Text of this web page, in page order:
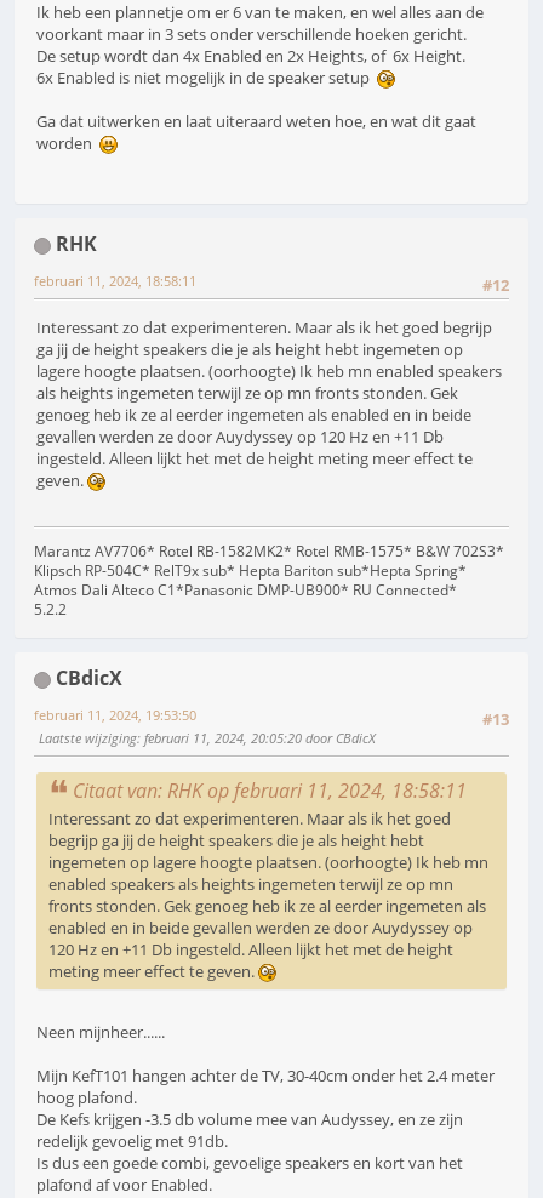
Ik heb een plannetje om er 6 van te maken, en wel alles aan de
voorkant maar in 3 sets onder verschillende hoeken gericht.
De setup wordt dan 4x Enabled en 2x Heights, of 6x Height.
6x Enabled is niet mogelijk in de speaker setup
Ga dat uitwerken en laat uiteraard weten hoe, en wat dit gaat
worden
RHK
#12
februari 11, 2024, 18:58:11
Interessant zo dat experimenteren. Maar als ik het goed begrijp
ga jij de height speakers die je als height hebt ingemeten op
lagere hoogte plaatsen. (oorhoogte) Ik heb mn enabled speakers
als heights ingemeten terwijl ze op mn fronts stonden. Gek
genoeg heb ik ze al eerder ingemeten als enabled en in beide
gevallen werden ze door Auydyssey op 120 Hz en +11 Db
ingesteld. Alleen lijkt het met de height meting meer effect te
geven.
Marantz AV7706* Rotel RB-1582MK2* Rotel RMB-1575* B&W 702S3*
Klipsch RP-504C* RelT9x sub* Hepta Bariton sub*Hepta Spring*
Atmos Dali Alteco C1*Panasonic DMP-UB900* RU Connected*
5.2.2
CBdicX
#13
februari 11, 2024, 19:53:50
Laatste wijziging: februari 11, 2024, 20:05:20 door CBdicX
Citaat van: RHK op februari 11, 2024, 18:58:11
Interessant zo dat experimenteren. Maar als ik het goed
begrijp ga jij de height speakers die je als height hebt
ingemeten op lagere hoogte plaatsen. (oorhoogte) Ik heb mn
enabled speakers als heights ingemeten terwijl ze op mn
fronts stonden. Gek genoeg heb ik ze al eerder ingemeten als
enabled en in beide gevallen werden ze door Auydyssey op
120 Hz en +11 Db ingesteld. Alleen lijkt het met de height
meting meer effect te geven.
Neen mijnheer......
Mijn KefT101 hangen achter de TV, 30-40cm onder het 2.4 meter
hoog plafond.
De Kefs krijgen -3.5 db volume mee van Audyssey, en ze zijn
redelijk gevoelig met 91db.
Is dus een goede combi, gevoelige speakers en kort van het
plafond af voor Enabled.